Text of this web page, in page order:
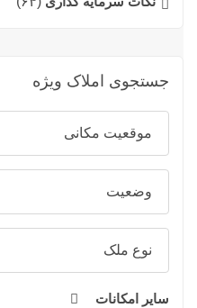
جستجوی املاک ویژه
موقعیت مکانی
وضعیت
نوع ملک
سایر امکانات